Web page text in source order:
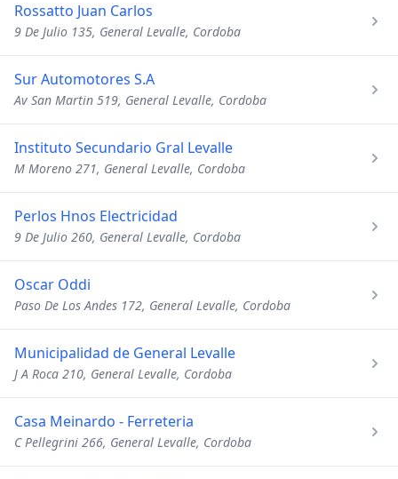
Rossatto Juan Carlos
9 De Julio 135, General Levalle, Cordoba
Sur Automotores S.A
Av San Martin 519, General Levalle, Cordoba
Instituto Secundario Gral Levalle
M Moreno 271, General Levalle, Cordoba
Perlos Hnos Electricidad
9 De Julio 260, General Levalle, Cordoba
Oscar Oddi
Paso De Los Andes 172, General Levalle, Cordoba
Municipalidad de General Levalle
J A Roca 210, General Levalle, Cordoba
Casa Meinardo - Ferreteria
C Pellegrini 266, General Levalle, Cordoba